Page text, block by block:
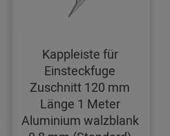
Kappleiste für
Einsteckfuge
Zuschnitt 120 mm
Länge 1 Meter
Aluminium walzblank